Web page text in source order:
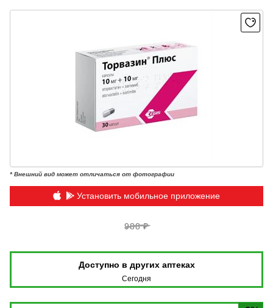
* Внешний вид может отличаться от фотографии
Установить мобильное приложение
988 ₽
Доступно в других аптеках
Сегодня